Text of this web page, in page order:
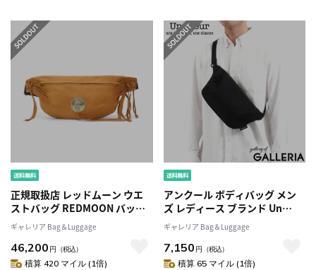
正規取扱店 レッドムーン ウエ
ストバッグ REDMOON バッグ
ボディバッグ メンズ レディー
ス レザー 本革 牛革 バイク RM-
MOS
ギャレリア Bag＆Luggage
46,200 円 （税込）
積算 420 マイル (1倍)
アンクール ボディバッグ メン
ズ レディース ブランド Un
coeur TORO2 ショルダーバッ
グ バッグ ショルダー かっこい
い 小さめ きれいめ 軽量 軽い お
しゃれ 撥水 斜めがけバッグ 斜
ギャレリア Bag＆Luggage
7,150 円 （税込）
積算 65 マイル (1倍)